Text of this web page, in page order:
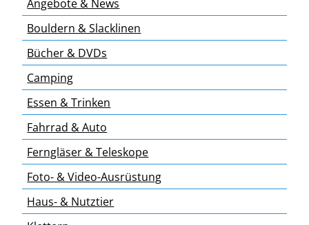
Angebote & News
Bouldern & Slacklinen
Bücher & DVDs
Camping
Essen & Trinken
Fahrrad & Auto
Ferngläser & Teleskope
Foto- & Video-Ausrüstung
Haus- & Nutztier